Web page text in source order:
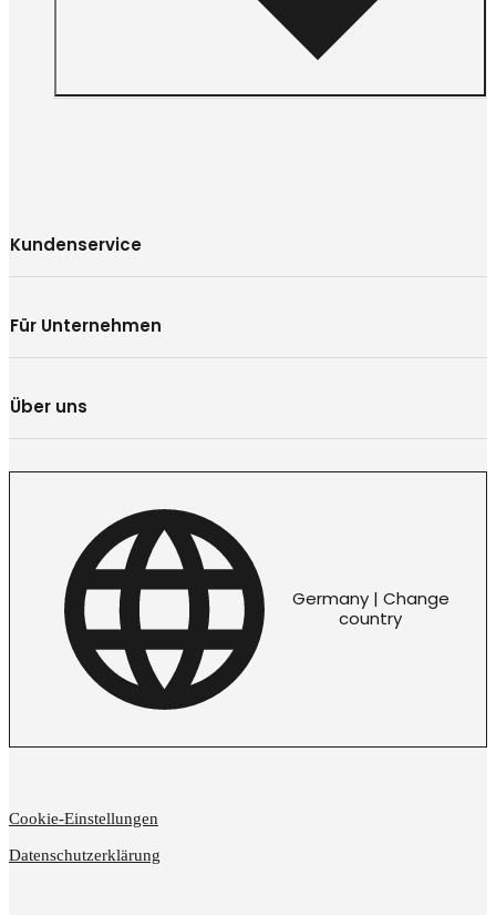
Kundenservice
Für Unternehmen
Über uns
Germany | Change
country
Cookie-Einstellungen
Datenschutzerklärung